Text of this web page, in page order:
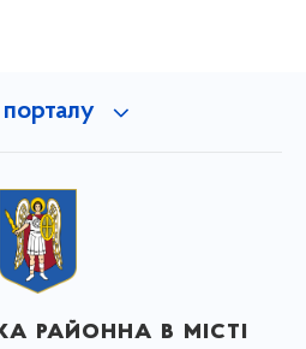
районна в місті